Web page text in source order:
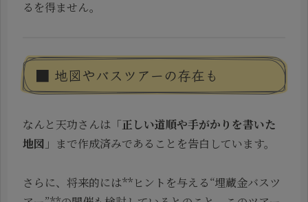
るを得ません。
■ 地図やバスツアーの存在も
なんと天功さんは「正しい道順や手がかりを書いた
地図 」まで作成済みであることを告白しています。
さらに、将来的には**ヒントを与える“埋蔵金バスツ